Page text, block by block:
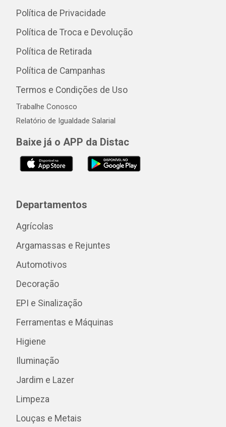
Política de Privacidade
Política de Troca e Devolução
Política de Retirada
Política de Campanhas
Termos e Condições de Uso
Trabalhe Conosco
Relatório de Igualdade Salarial
Baixe já o APP da Distac
Departamentos
Agrícolas
Argamassas e Rejuntes
Automotivos
Decoração
EPI e Sinalização
Ferramentas e Máquinas
Higiene
Iluminação
Jardim e Lazer
Limpeza
Louças e Metais